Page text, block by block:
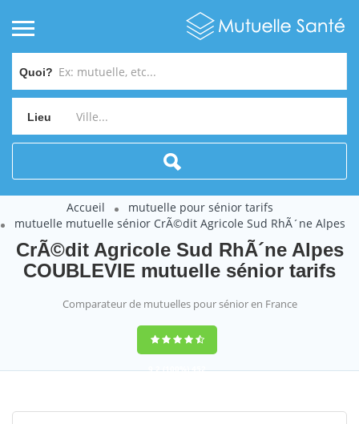
Quoi?
Lieu
Accueil
mutuelle pour sénior tarifs
mutuelle mutuelle sénior CrÃ©dit Agricole Sud RhÃ´ne Alpes
CrÃ©dit Agricole Sud RhÃ´ne Alpes
COUBLEVIE mutuelle sénior tarifs
Comparateur de mutuelles pour sénior en France
9,2(100%)452